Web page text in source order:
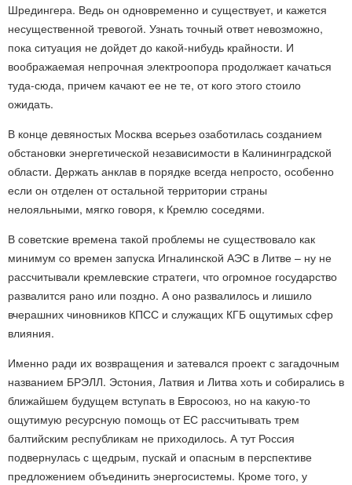
Шредингера. Ведь он одновременно и существует, и кажется
несущественной тревогой. Узнать точный ответ невозможно,
пока ситуация не дойдет до какой-нибудь крайности. И
воображаемая непрочная электроопора продолжает качаться
туда-сюда, причем качают ее не те, от кого этого стоило
ожидать.
В конце девяностых Москва всерьез озаботилась созданием
обстановки энергетической независимости в Калининградской
области. Держать анклав в порядке всегда непросто, особенно
если он отделен от остальной территории страны
нелояльными, мягко говоря, к Кремлю соседями.
В советские времена такой проблемы не существовало как
минимум со времен запуска Игналинской АЭС в Литве – ну не
рассчитывали кремлевские стратеги, что огромное государство
развалится рано или поздно. А оно развалилось и лишило
вчерашних чиновников КПСС и служащих КГБ ощутимых сфер
влияния.
Именно ради их возвращения и затевался проект с загадочным
названием БРЭЛЛ. Эстония, Латвия и Литва хоть и собирались в
ближайшем будущем вступать в Евросоюз, но на какую-то
ощутимую ресурсную помощь от ЕС рассчитывать трем
балтийским республикам не приходилось. А тут Россия
подвернулась с щедрым, пускай и опасным в перспективе
предложением объединить энергосистемы. Кроме того, у